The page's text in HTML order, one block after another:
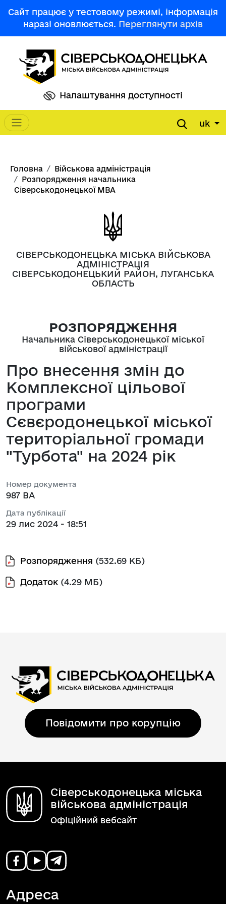
Сайт працює у тестовому режимі, інформація
наразі оновлюється. Переглянути архів
Налаштування доступності
Main navigation uk
Рядок навіґації
Головна
Військова адміністрація
Розпорядження начальника
Сіверськодонецької МВА
СІВЕРСЬКОДОНЕЦЬКА МІСЬКА ВІЙСЬКОВА
АДМІНІСТРАЦІЯ
СІВЕРСЬКОДОНЕЦЬКИЙ РАЙОН, ЛУГАНСЬКА
ОБЛАСТЬ
РОЗПОРЯДЖЕННЯ
Начальника Сіверськодонецької міської
військової адміністрації
Про внесення змін до
Комплексної цільової
програми
Сєвєродонецької міської
територіальної громади
"Турбота" на 2024 рік
Номер документа
987 ВА
Дата публікації
29 лис 2024 - 18:51
Розпорядження (532.69 КБ)
Додаток (4.29 МБ)
Повідомити про корупцію
Сіверськодонецька міська
військова адміністрація
Офіційний вебсайт
Адреса